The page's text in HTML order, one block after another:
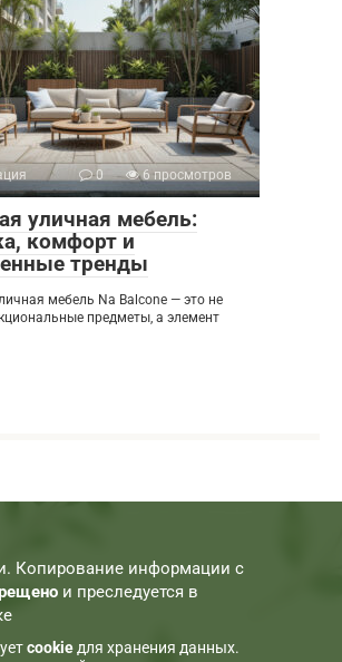
0 6 просмотров
уличная мебель:
комфорт и
тренды
мебель Na Balcone — это не
предметы, а элемент
Копирование информации с
и преследуется в
cookie для хранения данных.